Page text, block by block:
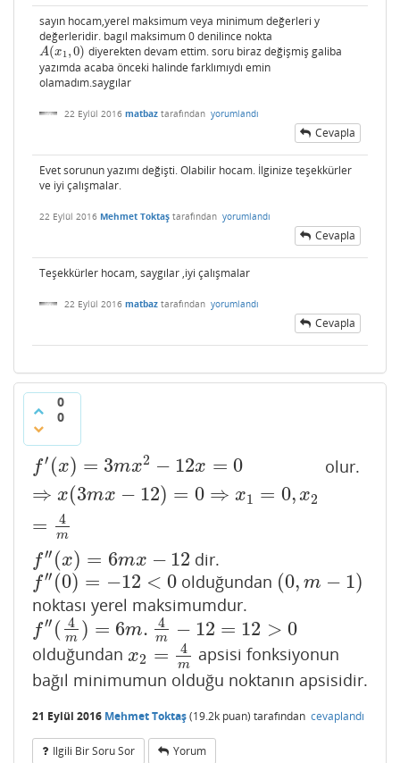
sayın hocam,yerel maksimum veya minimum değerleri y
değerleridir. bagıl maksimum 0 denilince nokta
A(x1 ,0)
A(x1,0)
diyerekten devam ettim. soru biraz değişmiş galiba
yazımda acaba önceki halinde farklımıydı emin
olamadım.saygılar
22 Eylül 2016 matbaz tarafından yorumlandı
Cevapla
Evet sorunun yazımı değişti. Olabilir hocam. İlginize teşekkürler
ve iyi çalışmalar.
22 Eylül 2016 Mehmet Toktaş tarafından yorumlandı
Cevapla
Teşekkürler hocam, saygılar ,iyi çalışmalar
22 Eylül 2016 matbaz tarafından yorumlandı
Cevapla
0
0
f′ (x) = 3mx2 − 12x = 0
⇒ x(3mx − 12) = 0 ⇒ x1 = 0, x2
= 4
m
f′(x)=3 mx 2−12x= 0⇒ x(3m x− 12 x2=4m
olur.
f′′ (x) = 6mx − 12
f″(x)=6mx −12 dir.
f′′ (0) = −12 < 0
f″(0)=− 12< 0 olduğundan (0, m − 1)
(0,m−1 )
noktası yerel maksimumdur.
f′′ ( 4
m ) = 6m. 4
m − 12 = 12 > 0
f″(4m)=6 m 4m− 12= 12 >0
olduğundan x2 = 4
m
x2= 4m
apsisi fonksiyonun
bağıl minimumun olduğu noktanın apsisidir.
21 Eylül 2016 Mehmet Toktaş(19.2k puan) tarafından cevaplandı
Ilgili Bir Soru Sor Yorum